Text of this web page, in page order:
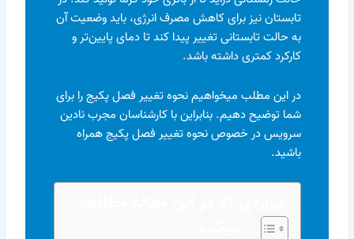
تابستان نیز برای کاهش مصرف انرژی، باید وضعیت آن
به حالت تابستانی تغییر پیدا کند تا دمای پایین‌تر و
کارکرد کمتری داشته باشد.
در این مطلب میخواهیم نحوه تغییر فصل پکیج را برای
شما توضیح دهیم. بنابراین با کارشناسان مجرب نادین
سرویس در خصوص نحوه تغییر فصل پکیج همراه
باشید.